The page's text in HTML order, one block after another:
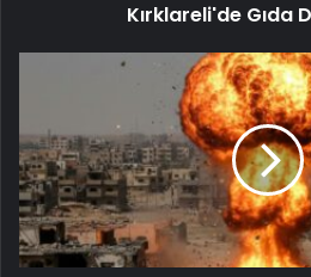
Kırklareli'de Gıda